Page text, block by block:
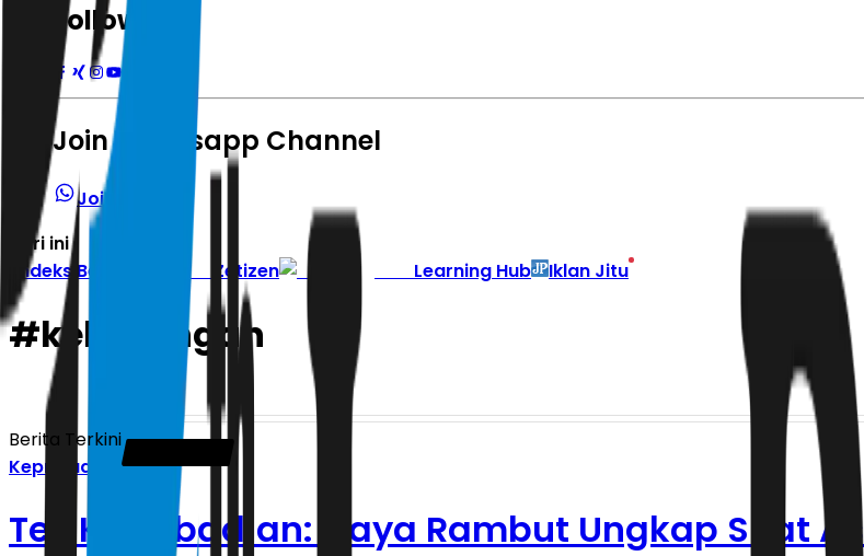
Follow Us
Join Whatsapp Channel
Join Channel
Hari ini
Indeks Berita Zetizen Learning Hub Iklan Jitu
#kekurangan
Berita Terkini
Kepribadian
Tes Kepribadian: Gaya Rambut Ungkap Sifat